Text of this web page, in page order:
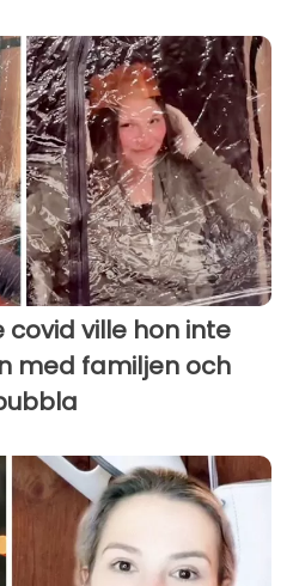
ville hon inte
med familjen och